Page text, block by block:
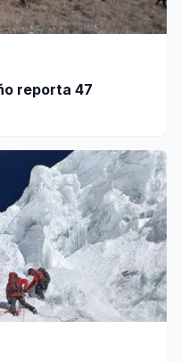
reporta 47